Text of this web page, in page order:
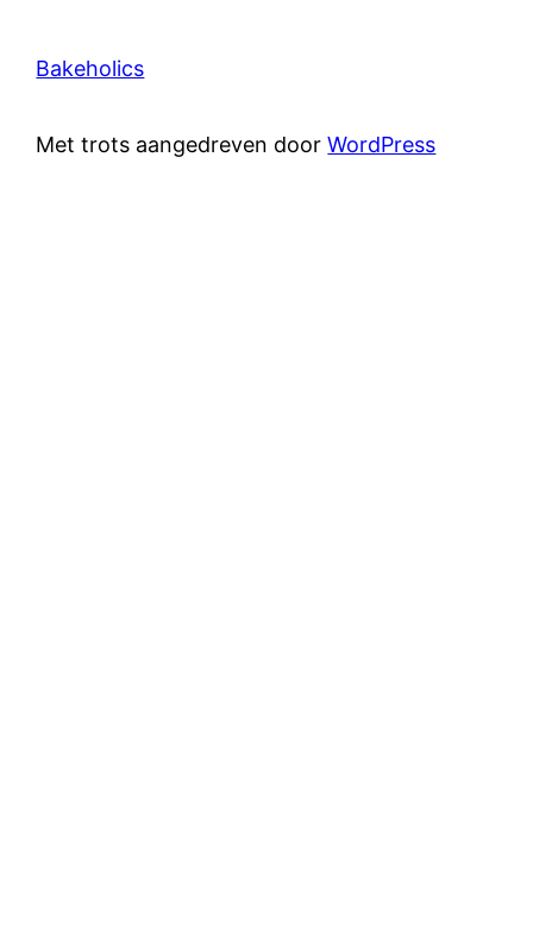
Bakeholics
Met trots aangedreven doorWordPress